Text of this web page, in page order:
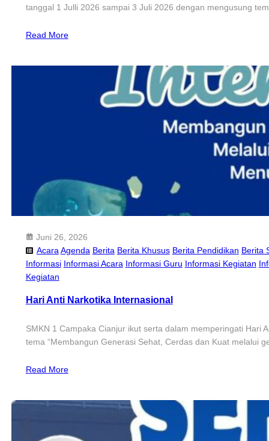
tanggal 1 Julli 2026 sampai 3 Juli 2026 dengan mengusung
Read More
Juni 26, 2026
Acara Agenda Berita Berita Khusus Berita Pendidikan Berita
Informasi Informasi Acara Informasi Guru Informasi Kegiatan
Kegiatan
Hari Anti Narkotika Internasional
SMKN 1 Campaka Cianjur ikut serta dalam memperingati Hari
tema “Membangun Generasi Sehat, Cerdas dan Kuat melalui
Read More